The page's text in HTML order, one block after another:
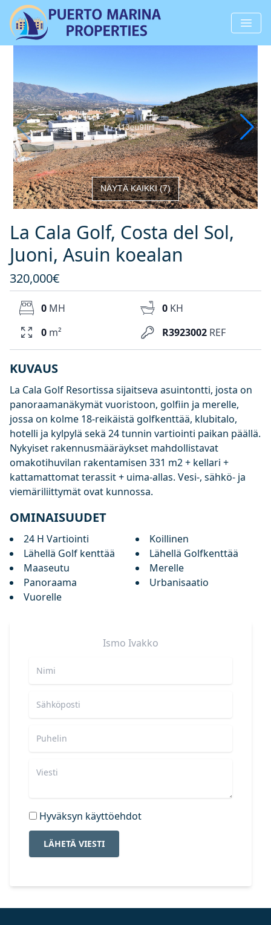
NÄYTÄ KAIKKI(7)
La Cala Golf, Costa del Sol,
Juoni, Asuin koealan
320,000€
R3923002 REF
0 MH 0 KH
0 m²
KUVAUS
La Cala Golf Resortissa sijaitseva asuintontti, josta on
panoraamanäkymät vuoristoon, golfiin ja merelle,
jossa on kolme 18-reikäistä golfkenttää, klubitalo,
hotelli ja kylpylä sekä 24 tunnin vartiointi paikan päällä.
Nykyiset rakennusmääräykset mahdollistavat
omakotihuvilan rakentamisen 331 m2 + kellari +
kattamattomat terassit + uima-allas. Vesi-, sähkö- ja
viemäriliittymät ovat kunnossa.
OMINAISUUDET
24 H Vartiointi
Koillinen
Lähellä Golf kenttää
Lähellä Golfkenttää
Maaseutu
Merelle
Panoraama
Urbanisaatio
Vuorelle
Ismo Ivakko
Hyväksyn käyttöehdot
LÄHETÄ VIESTI